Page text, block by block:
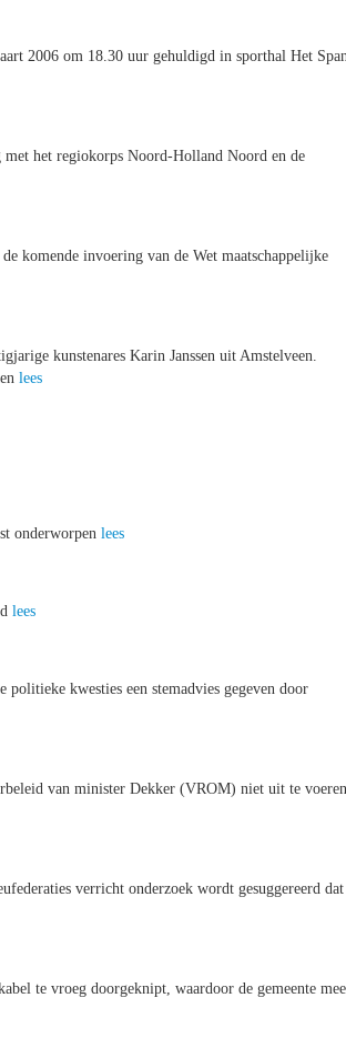
2006 om 18.30 uur gehuldigd in sporthal Het
het regiokorps Noord-Holland Noord en de
komende invoering van de Wet maatschappelijke
kunstenares Karin Janssen uit Amstelveen.
lees
onderworpen lees
lees
kwesties een stemadvies gegeven door
van minister Dekker (VROM) niet uit te voeren
verricht onderzoek wordt gesuggereerd dat
te vroeg doorgeknipt, waardoor de gemeente